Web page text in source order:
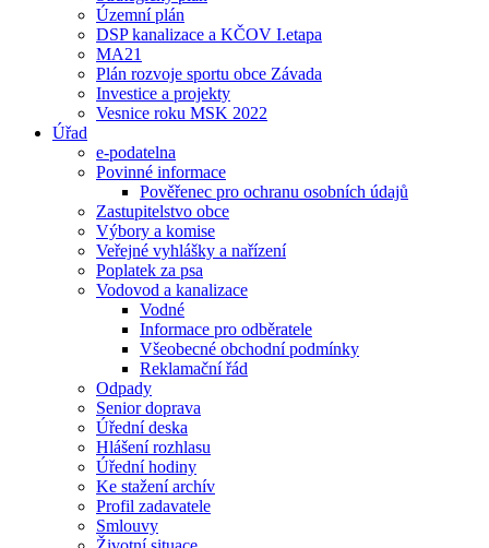
Územní plán
DSP kanalizace a KČOV I.etapa
MA21
Plán rozvoje sportu obce Závada
Investice a projekty
Vesnice roku MSK 2022
Úřad
e-podatelna
Povinné informace
Pověřenec pro ochranu osobních údajů
Zastupitelstvo obce
Výbory a komise
Veřejné vyhlášky a nařízení
Poplatek za psa
Vodovod a kanalizace
Vodné
Informace pro odběratele
Všeobecné obchodní podmínky
Reklamační řád
Odpady
Senior doprava
Úřední deska
Hlášení rozhlasu
Úřední hodiny
Ke stažení archív
Profil zadavatele
Smlouvy